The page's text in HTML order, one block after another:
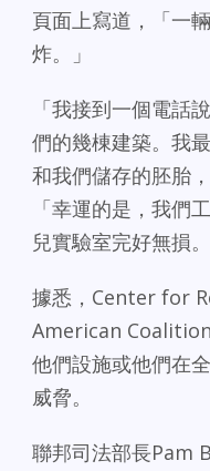
頁面上寫道，「一
炸。」
「我接到一個電話
們的幾棟建築。我
和我們儲存的胚胎
「幸運的是，我們
兒實驗室完好無損
據悉，Center for
American
他們設施或他們在
威脅。
聯邦司法部長Pam